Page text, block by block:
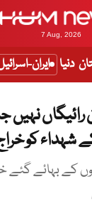
7 Aug, 2026
دنیا ایران-
نہیں
شہداء کو
کے بہائے